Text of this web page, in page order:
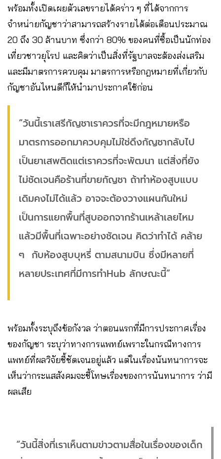
พร้อมทั้งเปิดเผยตัวเลขรายได้คร่าว ๆ ที่ได้จากการ
จำหน่ายกัญชาว่าสามารถสร้างรายได้ต่อเดือนประมาณ
20 ถึง 30 ล้านบาท ซึ่งกว่า 80% ของคนที่ซื้อเป็นนักท่อง
เที่ยวชาวยุโรป และคิดว่าเป็นสิ่งที่รัฐบาลจะต้องส่งเสริม
และมีมาตรการควบคุม มาตรการหรือกฎหมายที่เกี่ยวกับ
กัญชาอันไหนดีก็ให้นำมาประกาศใช้ก่อน
“วันนี้เราเสรีกัญชาเราควรที่จะมีกฎหมายหรือ
มาตรการออกมาควบคุมไม่ใช่ดึงกัญชากลับไป
เป็นยาเสพติดแต่เราควรที่จะพัฒนา แต่สิ่งที่ยัง
ไม่ชัดเจนคือร้านที่ขายกัญชา ถ้าทำห้องสูบแบบ
เดิมคงไม่ได้แล้ว อาจจะต้องวางแผนกันใหม่
เป็นการแยกพื้นที่สูบออกจากร้านเหล้าเลยไหม
แล้วมีพื้นที่เฉพาะอย่างชัดเจน คิดว่าทำได้ คล้าย
ๆ กับห้องสูบบุหรี่ ตามสนามบิน ซึ่งมีหลายที่
หลายประเทศที่มีการทำHub ลักษณะนี้”
พร้อมทั้งระบุถึงข้อกังวล ว่าตอนแรกที่มีการประกาศเรื่อง
ของกัญชา ระบุว่าทางการแพทย์เพราะในกรณีทางการ
แพทย์ที่ผลวิจัยชี้ชัดเจนอยู่แล้ว แต่ในเรื่องนันทนาการจะ
เห็นว่ากระแสสังคมจะชี้โทษเรื่องของการนันทนาการ ว่ามี
ผลเสีย
“วันนี้สิ่งที่เราเห็นตามข่าวตามสื่อในเรื่องของเด็ก